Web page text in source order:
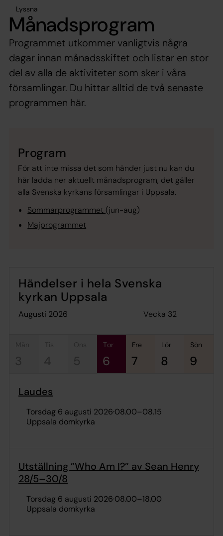
Lyssna
Månadsprogram
Programmet utkommer vanligtvis några
dagar innan månadsskiftet och listar en stor
del av alla de aktiviteter som sker i våra
församlingar. Du hittar alltid de två senaste
programmen här.
Program
För att inte missa det som händer just nu kan du
här ladda ner aktuellt månadsprogram, det gäller
alla Svenska kyrkans församlingar i Uppsala.
Sommarprogrammet (jun-aug)
Majprogrammet
Händelser i hela Svenska
kyrkan Uppsala
augusti 2026 Vecka 32
tis
4
tor
6
fre
7
lör
8
sön
9
Laudes
torsdag 6 augusti 2026·08.00–08.15
Uppsala domkyrka
Utställning ”Who Am I?” av Sean Henry
28/5–30/8
torsdag 6 augusti 2026·08.00–18.00
Uppsala domkyrka